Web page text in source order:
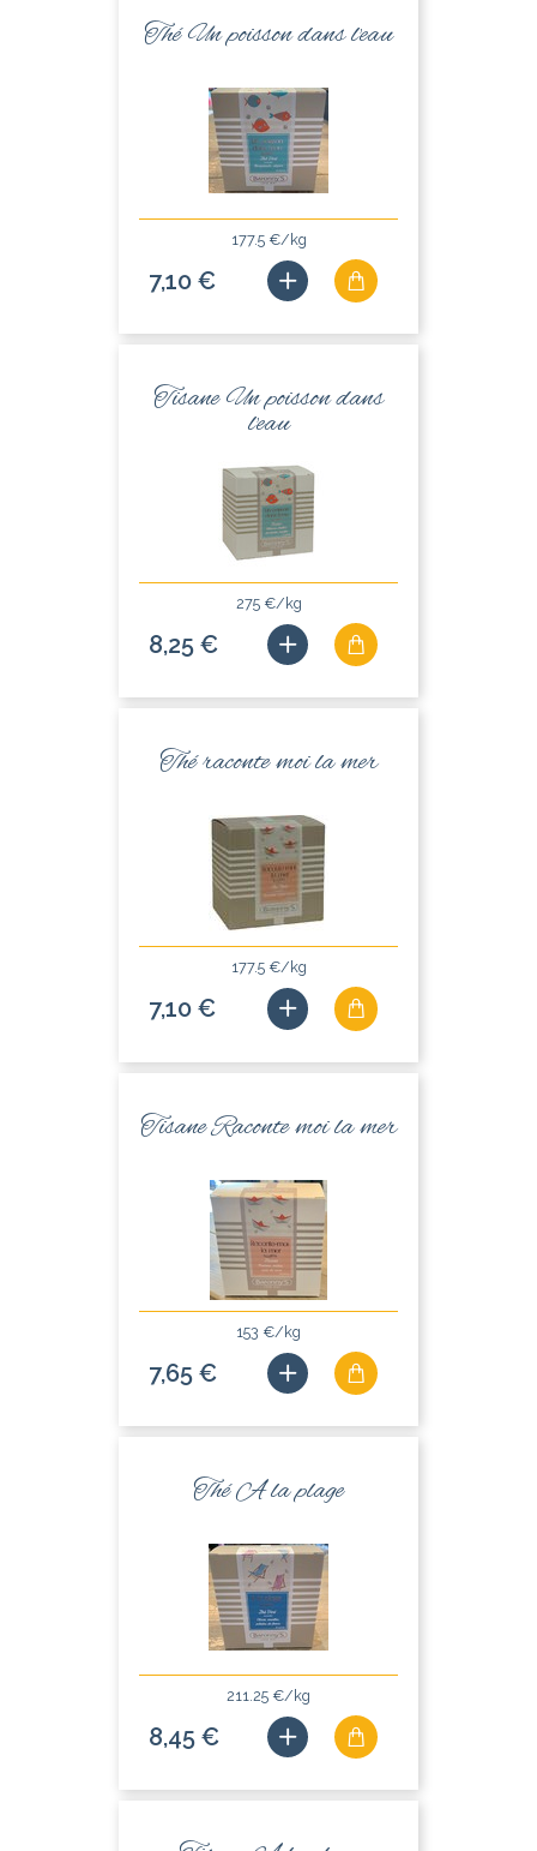
Thé Un poisson dans l'eau
177.5 €/kg
7,10 €
Tisane Un poisson dans
l'eau
275 €/kg
8,25 €
Thé raconte moi la mer
177.5 €/kg
7,10 €
Tisane Raconte moi la mer
153 €/kg
7,65 €
Thé A la plage
211.25 €/kg
8,45 €